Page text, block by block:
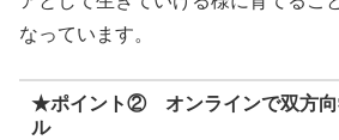
なっています。
★ポイント② オンラインで双方向
ル